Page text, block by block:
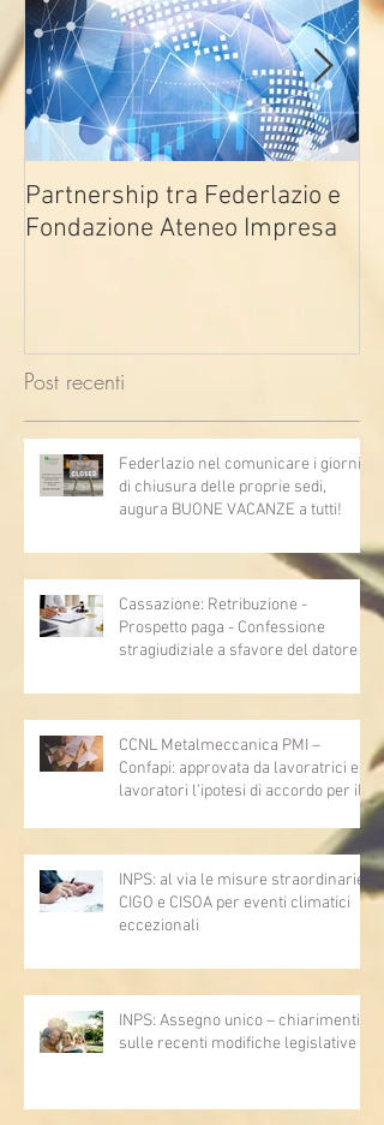
Partnership tra Federlazio e
Fondazione Ateneo Impresa
Post recenti
Federlazio nel comunicare i giorni
di chiusura delle proprie sedi,
augura BUONE VACANZE a tutti!
Cassazione: Retribuzione -
Prospetto paga - Confessione
stragiudiziale a sfavore del datore di
articoli 1362, 2697, 2730, 2732, 2734
e 2735)
CCNL Metalmeccanica PMI –
Confapi: approvata da lavoratrici e
lavoratori l’ipotesi di accordo per il
INPS: al via le misure straordinarie
CIGO e CISOA per eventi climatici
eccezionali
INPS: Assegno unico – chiarimenti
sulle recenti modifiche legislative